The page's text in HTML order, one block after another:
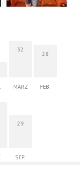
32
MÄRZ
28
FEB.
29
SEP.